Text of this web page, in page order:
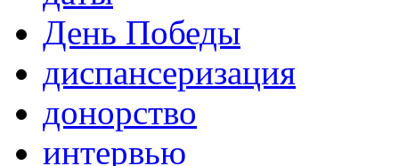
День Победы
диспансеризация
донорство
интервью